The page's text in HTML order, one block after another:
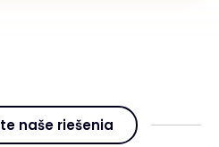
naše riešenia